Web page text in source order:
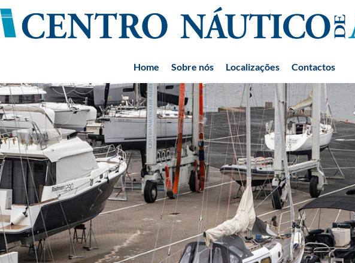
Home Sobre nós Localizações Contactos